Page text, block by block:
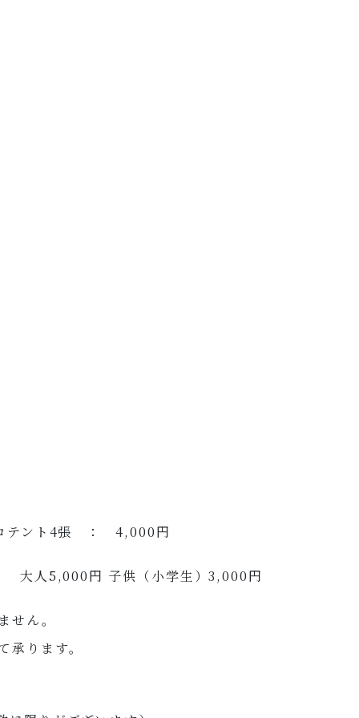
テント4張 ： 4,000円
大人5,000円 子供（小学生）3,000円
ん。
ります。